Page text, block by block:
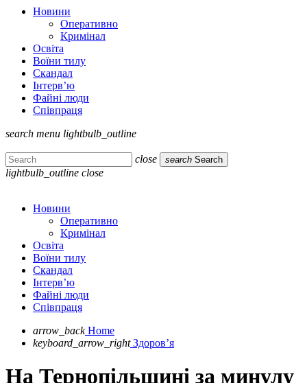
Новини
Оперативно
Кримінал
Освіта
Воїни тилу
Скандал
Інтерв’ю
Файні люди
Співпраця
search menu lightbulb_outline
close search Search
lightbulb_outline close
Новини
Оперативно
Кримінал
Освіта
Воїни тилу
Скандал
Інтерв’ю
Файні люди
Співпраця
arrow_back Home
keyboard_arrow_right Здоров’я
На Тернопільщині за минулу